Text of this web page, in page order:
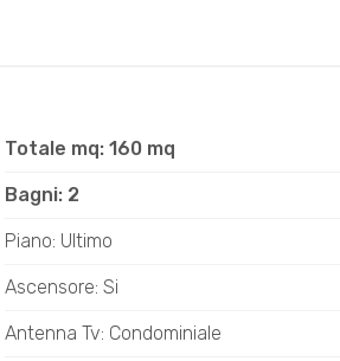
Totale mq: 160 mq
Bagni: 2
Piano: Ultimo
Ascensore: Si
Antenna Tv: Condominiale